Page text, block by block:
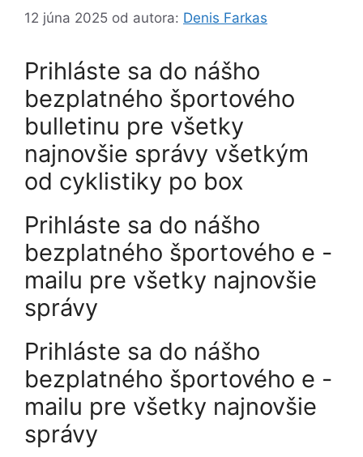
12 júna 2025 od autora: Denis Farkas
Prihláste sa do nášho
bezplatného športového
bulletinu pre všetky
najnovšie správy všetkým
od cyklistiky po box
Prihláste sa do nášho
bezplatného športového e -
mailu pre všetky najnovšie
správy
Prihláste sa do nášho
bezplatného športového e -
mailu pre všetky najnovšie
správy